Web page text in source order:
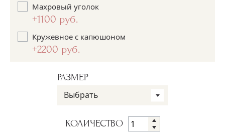
Махровый уголок
+1100 руб.
Кружевное с капюшоном
+2200 руб.
РАЗМЕР
Выбрать
КОЛИЧЕСТВО